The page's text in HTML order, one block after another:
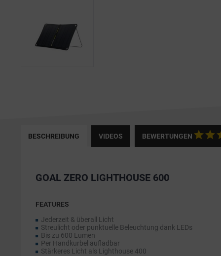
BESCHREIBUNG VIDEOS BEWERTUNGEN
GOAL ZERO LIGHTHOUSE 600
FEATURES
Jederzeit & überall Licht
Streulicht oder punktuelle Beleuchtung dank LEDs
Bis zu 600 Lumen
Per Handkurbel aufladbar
Stärkeres Licht als Lighthouse 400